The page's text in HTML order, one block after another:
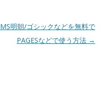
MS明朝/ゴシックなどを無料で
PAGESなどで使う方法 →